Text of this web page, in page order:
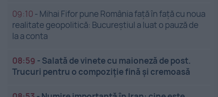
09:10 - Mihai Fifor pune România față în față cu noua
realitate geopolitică: Bucureștiul a luat o pauză de
la a conta
08:59 - Salată de vinete cu maioneză de post.
Trucuri pentru o compoziție fină și cremoasă